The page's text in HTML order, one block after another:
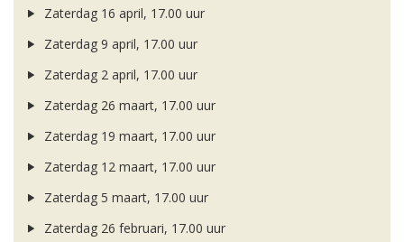
Zaterdag 16 april, 17.00 uur
Zaterdag 9 april, 17.00 uur
Zaterdag 2 april, 17.00 uur
Zaterdag 26 maart, 17.00 uur
Zaterdag 19 maart, 17.00 uur
Zaterdag 12 maart, 17.00 uur
Zaterdag 5 maart, 17.00 uur
Zaterdag 26 februari, 17.00 uur